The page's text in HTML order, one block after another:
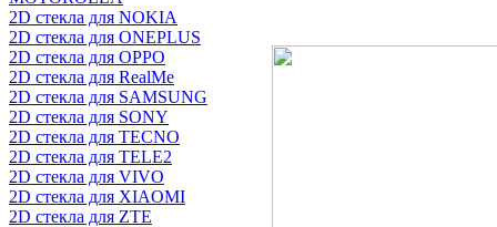
2D стекла для NOKIA
2D стекла для ONEPLUS
2D стекла для OPPO
2D стекла для RealMe
2D стекла для SAMSUNG
2D стекла для SONY
2D стекла для TECNO
2D стекла для TELE2
2D стекла для VIVO
2D стекла для XIAOMI
2D стекла для ZTE